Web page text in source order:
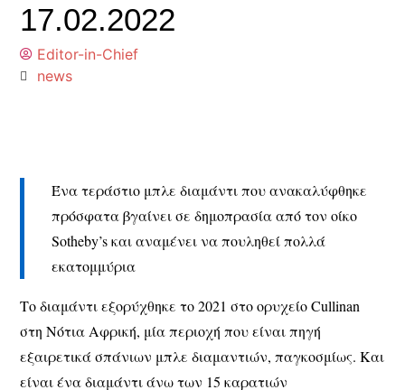
17.02.2022
Editor-in-Chief
news
Ένα τεράστιο μπλε διαμάντι που ανακαλύφθηκε
πρόσφατα βγαίνει σε δημοπρασία από τον οίκο
Sotheby’s και αναμένει να πουληθεί πολλά
εκατομμύρια
Το διαμάντι εξορύχθηκε το 2021 στο ορυχείο Cullinan
στη Νότια Αφρική, μία περιοχή που είναι πηγή
εξαιρετικά σπάνιων μπλε διαμαντιών, παγκοσμίως. Και
είναι ένα διαμάντι άνω των 15 καρατιών